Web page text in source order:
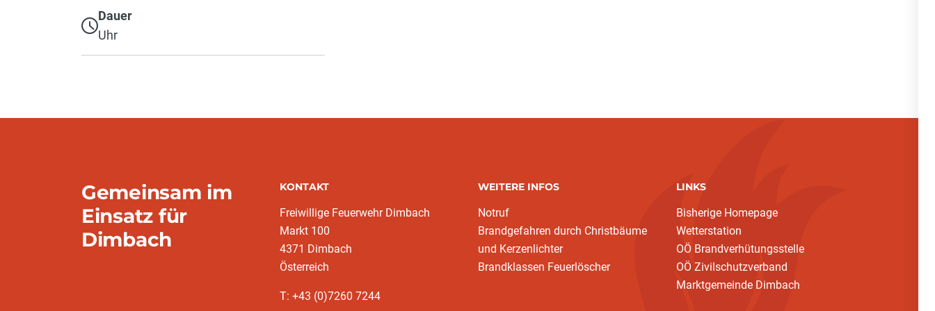
Dauer
Uhr
Gemeinsam im
Einsatz für
Dimbach
KONTAKT
Freiwillige Feuerwehr Dimbach
Markt 100
4371 Dimbach
Österreich
T: +43 (0)7260 7244
WEITERE INFOS
Notruf
Brandgefahren durch Christbäume
und Kerzenlichter
Brandklassen Feuerlöscher
LINKS
Bisherige Homepage
Wetterstation
OÖ Brandverhütungsstelle
OÖ Zivilschutzverband
Marktgemeinde Dimbach